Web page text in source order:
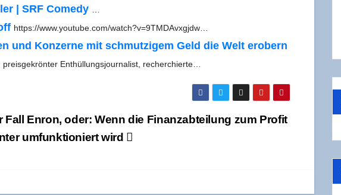
| SRF Come­dy
https://www.youtube.com/watch?v=9TMDAvxgjdw…
und Kon­zer­ne mit schmut­zi­gem Geld die Welt erobern
Ent­hül­lungs­jour­na­list, recherchierte…
Fall Enron, oder: Wenn die Finanz­ab­tei­lung zum Pro­fit
umfunk­tio­niert wird